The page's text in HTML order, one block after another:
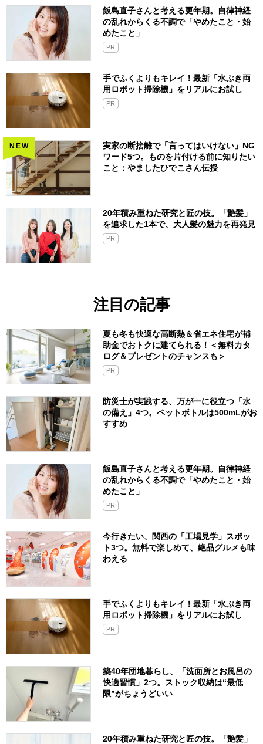
飯島直子さんと考える更年期。自律神経
の乱れからくる不調で「やめたこと・始
めたこと」
PR
手でふくよりもキレイ！最新「水ぶき両
用ロボット掃除機」をリアルにお試し
PR
NEW
実家の断捨離で「言ってはいけない」NG
ワード5つ。ものを片付ける前に知りたい
こと：やましたひでこさん伝授
20年積み重ねた研究と匠の技。「艶髪」
を追求した1本で、大人髪の魅力を再発見
PR
注目の記事
夏も冬も快適な高断熱＆省エネ住宅が補
助金でおトクに建てられる！＜無料カタ
ログ＆プレゼントのチャンスも＞
PR
防災士が実践する、万が一に役立つ「水
の備え」4つ。ペットボトルは500mLがお
すすめ
飯島直子さんと考える更年期。自律神経
の乱れからくる不調で「やめたこと・始
めたこと」
PR
今行きたい、関西の「工場見学」スポッ
ト3つ。無料で楽しめて、絶品グルメも味
わえる
手でふくよりもキレイ！最新「水ぶき両
用ロボット掃除機」をリアルにお試し
PR
築40年団地暮らし、「洗面所とお風呂の
快適習慣」2つ。ストック収納は“最低
限”がちょうどいい
20年積み重ねた研究と匠の技。「艶髪」